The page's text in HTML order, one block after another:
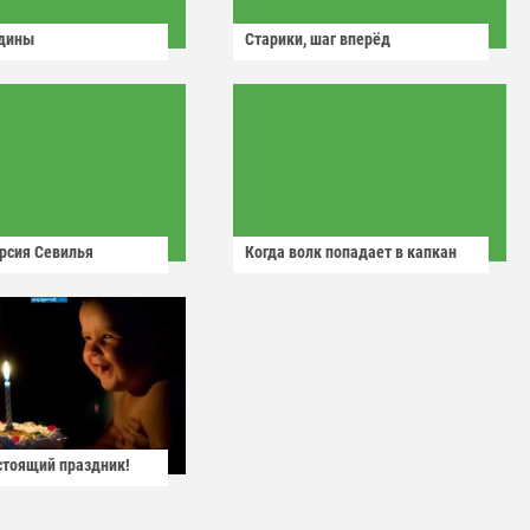
Старики, шаг вперёд
Севилья Когда волк попадает в капкан
праздник!